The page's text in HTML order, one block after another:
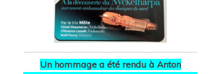
Un hommage a été rendu à Anton